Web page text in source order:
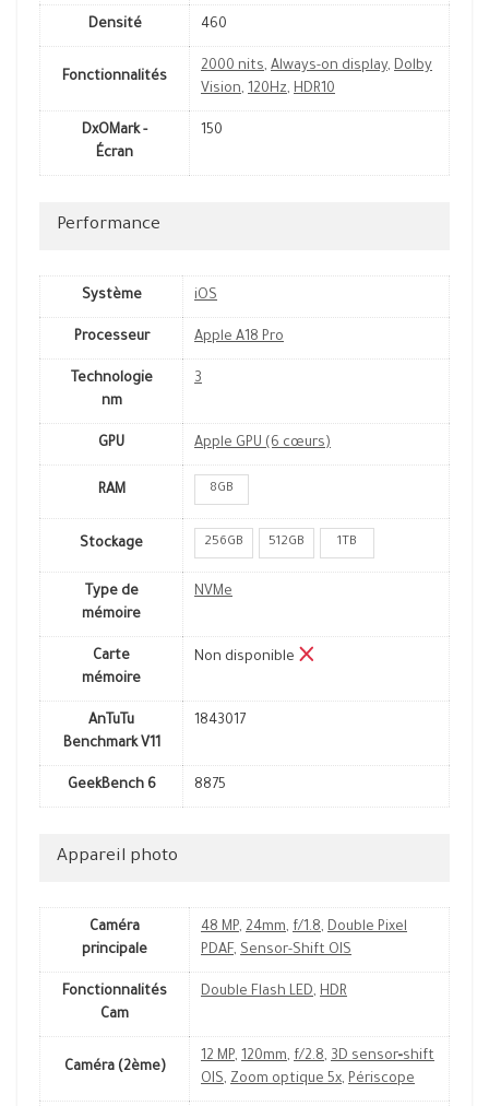
Densité 460
Fonctionnalités
2000 nits, Always-on display, Dolby
Vision, 120Hz, HDR10
DxOMark -
Écran
150
Performance
Système iOS
Processeur Apple A18 Pro
Technologie
nm
3
GPU Apple GPU (6 cœurs)
RAM 8GB
Stockage 256GB 512GB 1TB
Type de
mémoire
NVMe
Carte
mémoire
Non disponible
AnTuTu
Benchmark V11
1843017
GeekBench 6 8875
Appareil photo
Caméra
principale
48 MP, 24mm, f/1.8, Double Pixel
PDAF, Sensor-Shift OIS
Fonctionnalités
Cam
Double Flash LED, HDR
Caméra (2ème)
12 MP, 120mm, f/2.8, 3D sensor‑shift
OIS, Zoom optique 5x, Périscope